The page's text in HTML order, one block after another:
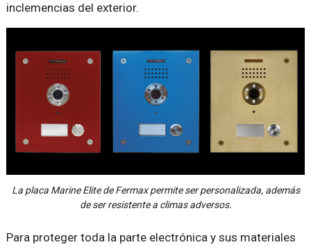
inclemencias del exterior.
La placa Marine Elite de Fermax permite ser personalizada, además
de ser resistente a climas adversos.
Para proteger toda la parte electrónica y sus materiales